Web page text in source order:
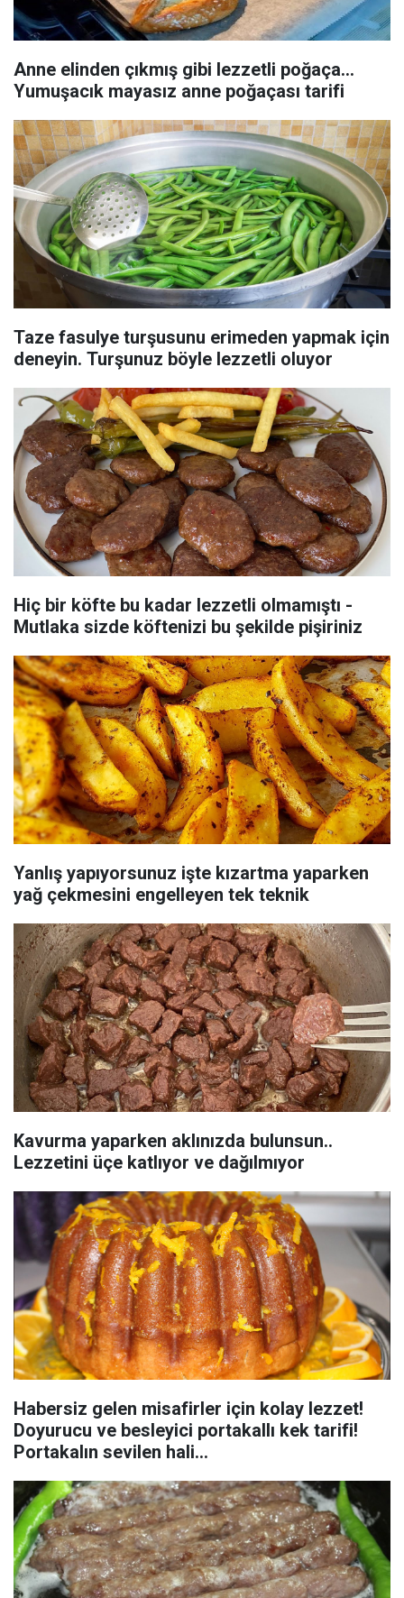
Anne elinden çıkmış gibi lezzetli poğaça...
Yumuşacık mayasız anne poğaçası tarifi
Taze fasulye turşusunu erimeden yapmak için
deneyin. Turşunuz böyle lezzetli oluyor
Hiç bir köfte bu kadar lezzetli olmamıştı -
Mutlaka sizde köftenizi bu şekilde pişiriniz
Yanlış yapıyorsunuz işte kızartma yaparken
yağ çekmesini engelleyen tek teknik
Kavurma yaparken aklınızda bulunsun..
Lezzetini üçe katlıyor ve dağılmıyor
Habersiz gelen misafirler için kolay lezzet!
Doyurucu ve besleyici portakallı kek tarifi!
Portakalın sevilen hali…